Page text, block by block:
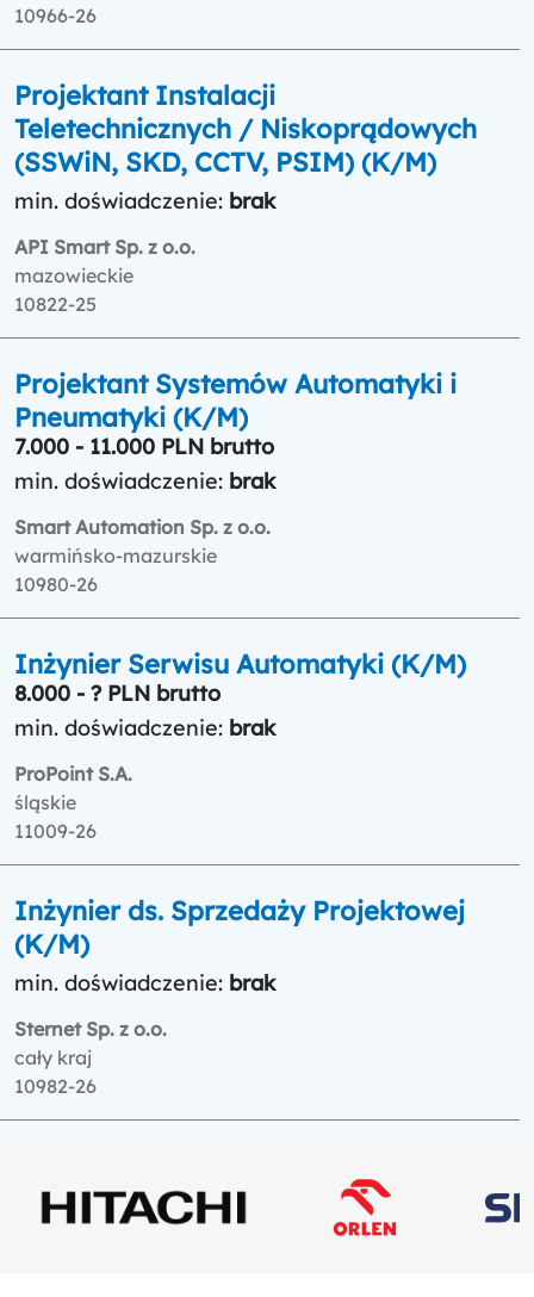
10966-26
Projektant Instalacji
Teletechnicznych / Niskoprądowych
(SSWiN, SKD, CCTV, PSIM) (K/M)
min. doświadczenie: brak
API Smart Sp. z o.o.
mazowieckie
10822-25
Projektant Systemów Automatyki i
Pneumatyki (K/M)
7.000 - 11.000 PLN brutto
min. doświadczenie: brak
Smart Automation Sp. z o.o.
warmińsko-mazurskie
10980-26
Inżynier Serwisu Automatyki (K/M)
8.000 - ? PLN brutto
min. doświadczenie: brak
ProPoint S.A.
śląskie
11009-26
Inżynier ds. Sprzedaży Projektowej
(K/M)
min. doświadczenie: brak
Sternet Sp. z o.o.
cały kraj
10982-26